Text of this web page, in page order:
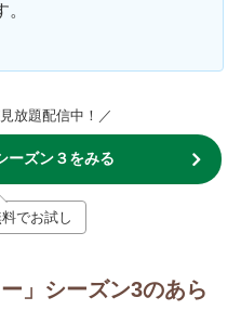
放題配信中！／
ーズン３をみる
でお試し
」シーズン3のあら